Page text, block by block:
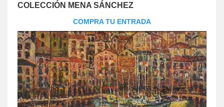
COLECCIÓN MENA SÁNCHEZ
COMPRA TU ENTRADA